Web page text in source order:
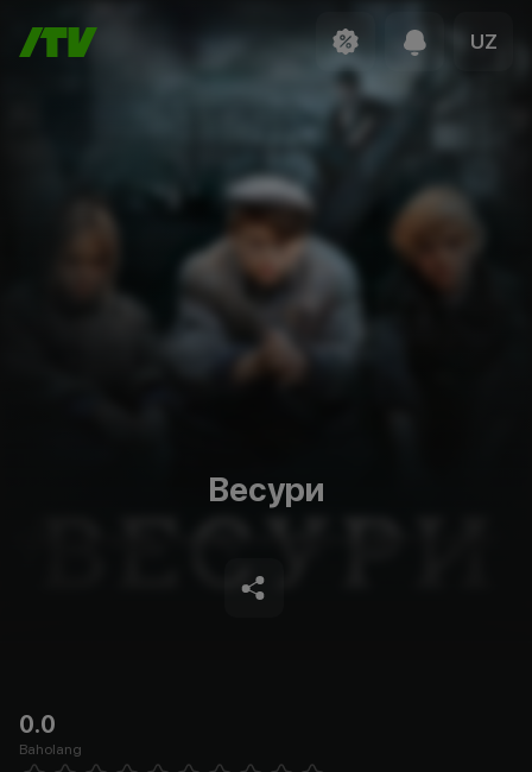
UZ
Весури
0.0
Baholang